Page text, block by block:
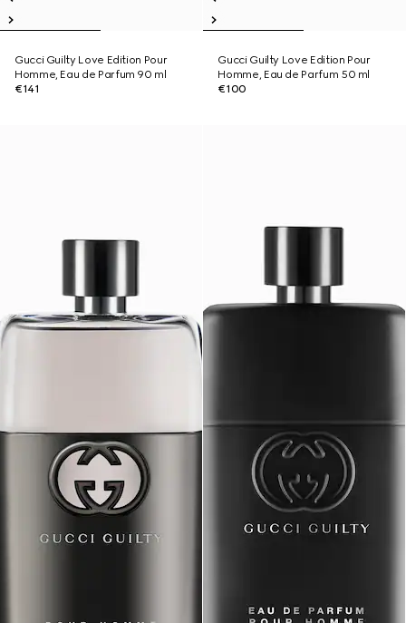
Gucci Guilty Love Edition Pour
Homme, Eau de Parfum 90 ml
€141
Gucci Guilty Love Edition Pour
Homme, Eau de Parfum 50 ml
€100